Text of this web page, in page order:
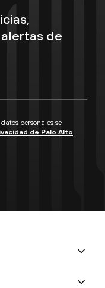
de
personales se
de Palo Alto